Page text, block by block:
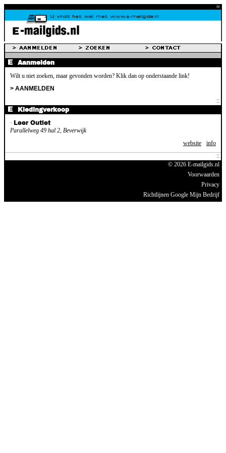
Aanmelden
Wilt u niet zoeken, maar gevonden worden? Klik dan op onderstaande link!
> AANMELDEN
Kledingverkoop
· Leer Outlet
Parallelweg 49 hal 2, Beverwijk
website
info
© 2026 E-mailgids.nl
Voorwaarden
Privacy
Richtlijnen Google Mijn Bedrijf